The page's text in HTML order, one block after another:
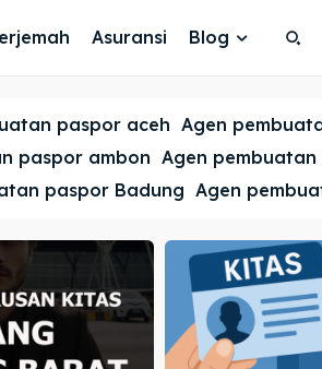
Asuransi Blog
paspor aceh Agen
paspor ambon Agen
paspor Badung Agen